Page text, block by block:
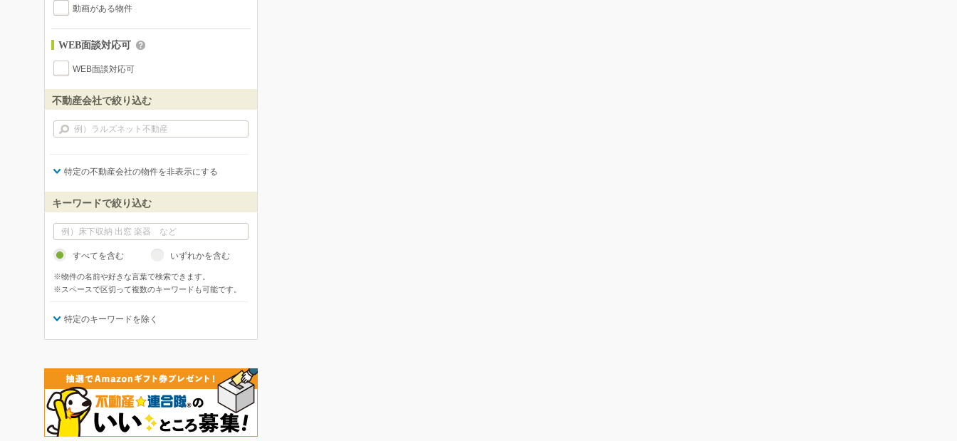
動画がある物件
WEB面談対応可
WEB面談対応可
不動産会社で絞り込む
特定の不動産会社の物件を非表示にする
キーワードで絞り込む
すべてを含む いずれかを含む
※物件の名前や好きな言葉で検索できます。
※スペースで区切って複数のキーワードも可能です。
特定のキーワードを除く